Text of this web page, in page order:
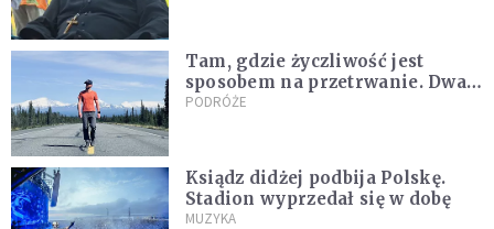
Tam, gdzie życzliwość jest
sposobem na przetrwanie. Dwa
tygodnie na Alasce [REPORTAŻ]
PODRÓŻE
Ksiądz didżej podbija Polskę.
Stadion wyprzedał się w dobę
MUZYKA